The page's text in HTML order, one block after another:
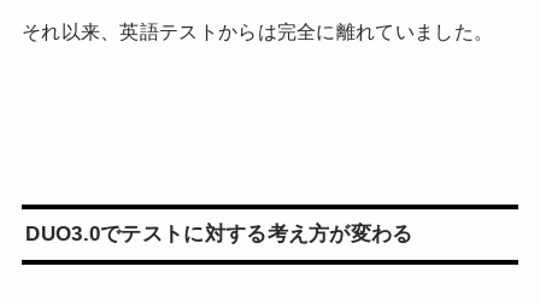
それ以来、英語テストからは完全に離れていました。
DUO3.0でテストに対する考え方が変わる